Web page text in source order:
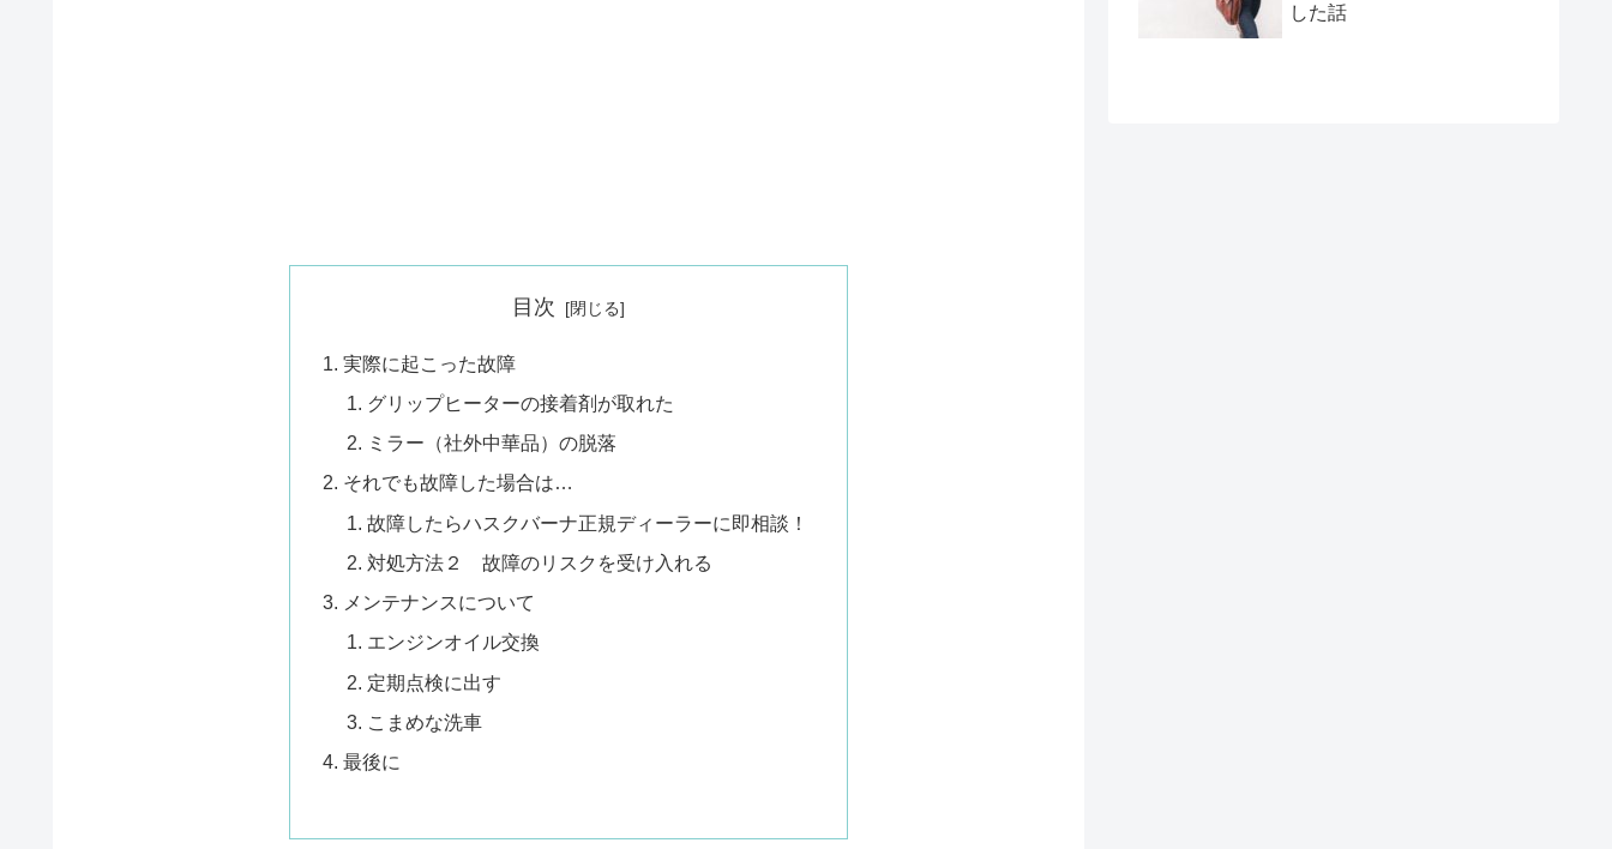
目次
実際に起こった故障
グリップヒーターの接着剤が取れた
ミラー（社外中華品）の脱落
それでも故障した場合は…
故障したらハスクバーナ正規ディーラーに即相談！
対処方法２ 故障のリスクを受け入れる
メンテナンスについて
エンジンオイル交換
定期点検に出す
こまめな洗車
最後に
した話